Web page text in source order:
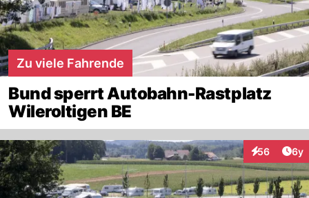
Zu viele Fahrende
Bund sperrt Autobahn-Rastplatz
Wileroltigen BE
56
Interaktionen
6y